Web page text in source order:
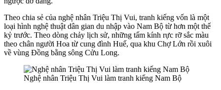
Theo chia sẻ của nghệ nhân Triệu Thị Vui, tranh kiếng vốn là một
loại hình nghệ thuật dân gian du nhập vào Nam Bộ từ hơn một thế
kỷ trước. Theo dòng chảy lịch sử, những tấm kính rực rỡ sắc màu
theo chân người Hoa từ cung đình Huế, qua khu Chợ Lớn rồi xuôi
về vùng Đồng bằng sông Cửu Long.
Nghệ nhân Triệu Thị Vui làm tranh kiếng Nam Bộ